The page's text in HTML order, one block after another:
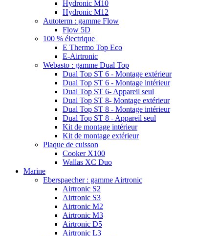
Hydronic M10
Hydronic M12
Autoterm : gamme Flow
Flow 5D
100 % électrique
E Thermo Top Eco
E-Airtronic
Webasto : gamme Dual Top
Dual Top ST 6 - Montage extérieur
Dual Top ST 6 - Montage intérieur
Dual Top ST 6- Appareil seul
Dual Top ST 8- Montage extérieur
Dual Top ST 8 - Montage intérieur
Dual Top ST 8 - Appareil seul
Kit de montage intérieur
Kit de montage extérieur
Plaque de cuisson
Cooker X100
Wallas XC Duo
Marine
Eberspaecher : gamme Airtronic
Airtronic S2
Airtronic S3
Airtronic M2
Airtronic M3
Airtronic D5
Airtronic L3